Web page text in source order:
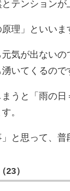
テンションが
理」といいま
気が出ない
いてくるので
うと「雨の
。
」と思って、普
23）